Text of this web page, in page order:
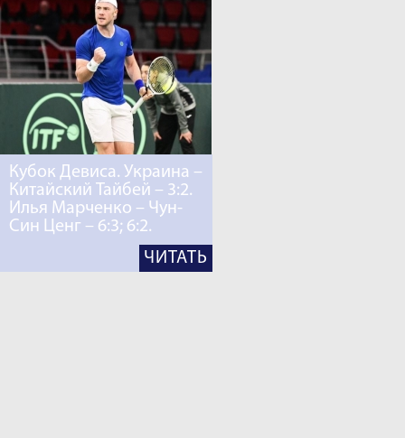
Кубок Девиса. Украина –
Китайский Тайбей – 3:2.
Илья Марченко – Чун-
Син Ценг – 6:3; 6:2.
ЧИТАТЬ